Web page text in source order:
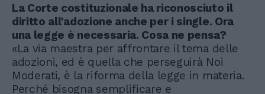
La Corte costituzionale ha riconosciuto il
diritto all’adozione anche per i single. Ora
una legge è necessaria. Cosa ne pensa?
«La via maestra per affrontare il tema delle
adozioni, ed è quella che perseguirà Noi
Moderati, è la riforma della legge in materia.
Perché bisogna semplificare e